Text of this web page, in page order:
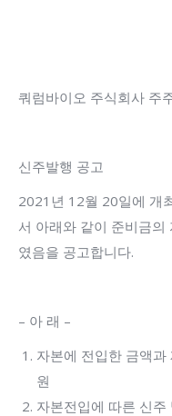
쿼럼바이오 주식회사 주
신주발행 공고
2021년 12월 20일에 개
서 아래와 같이 준비금
였음을 공고합니다.
– 아 래 –
자본에 전입한 금액
원
자본전입에 따른 신